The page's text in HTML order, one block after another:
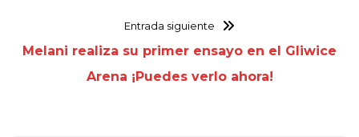
Entrada siguiente
Melani realiza su primer ensayo en el Gliwice
Arena ¡Puedes verlo ahora!